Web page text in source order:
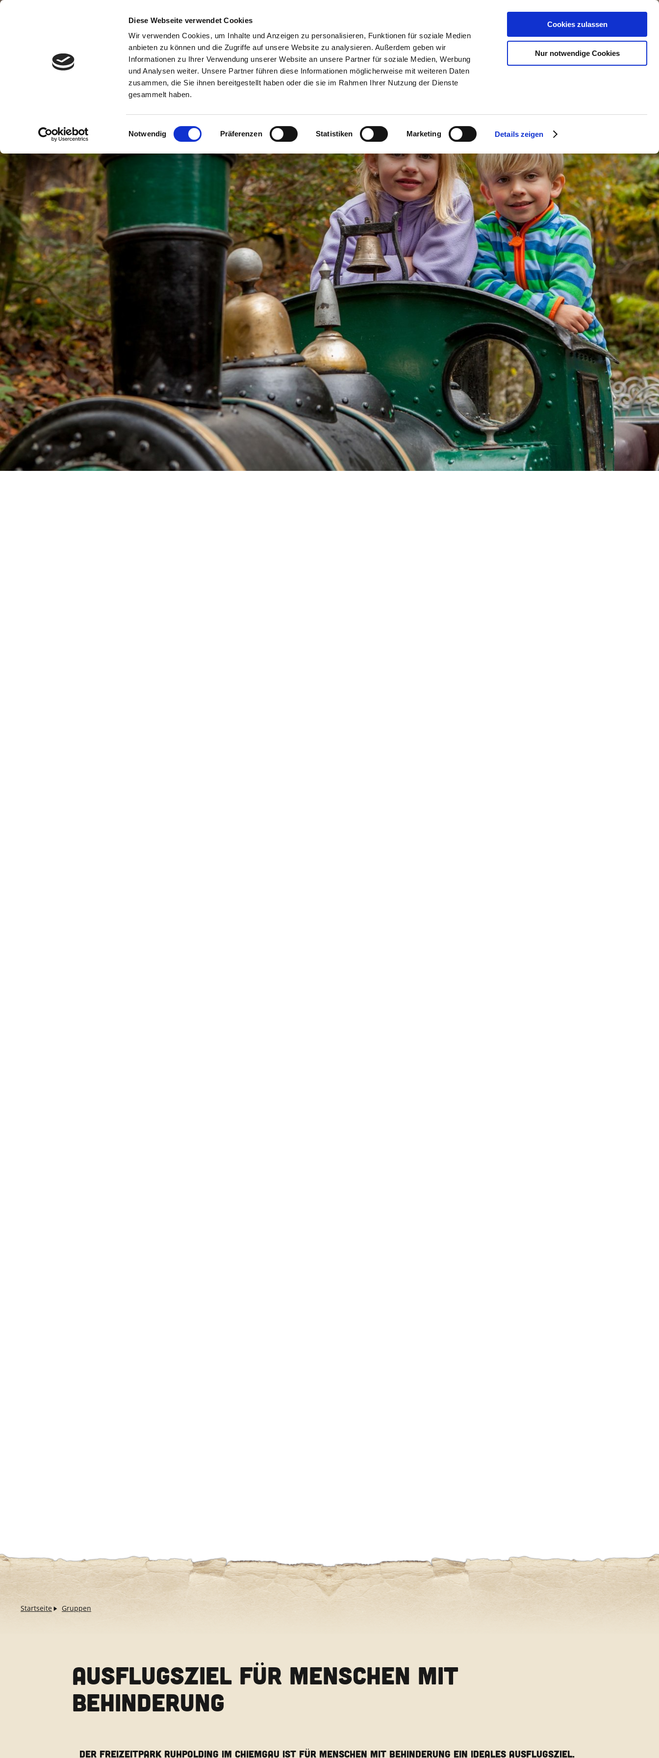
Diese Webseite verwendet Cookies
Wir verwenden Cookies, um Inhalte und Anzeigen zu personalisieren, Funktionen für soziale Medien
anbieten zu können und die Zugriffe auf unsere Website zu analysieren. Außerdem geben wir
Informationen zu Ihrer Verwendung unserer Website an unsere Partner für soziale Medien, Werbung
und Analysen weiter. Unsere Partner führen diese Informationen möglicherweise mit weiteren Daten
zusammen, die Sie ihnen bereitgestellt haben oder die sie im Rahmen Ihrer Nutzung der Dienste
gesammelt haben.
Einwilligungsauswahl
Notwendig Präferenzen Statistiken Marketing Details zeigen
Cookies zulassen
Nur notwendige Cookies
Startseite Gruppen
AUSFLUGSZIEL FÜR MENSCHEN MIT
BEHINDERUNG
DER FREIZEITPARK RUHPOLDING IM CHIEMGAU IST FÜR MENSCHEN MIT BEHINDERUNG EIN IDEALES AUSFLUGSZIEL.
Besuch planen Service & Kontakt